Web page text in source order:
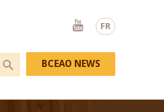
FR
Youtube
BCEAO NEWS